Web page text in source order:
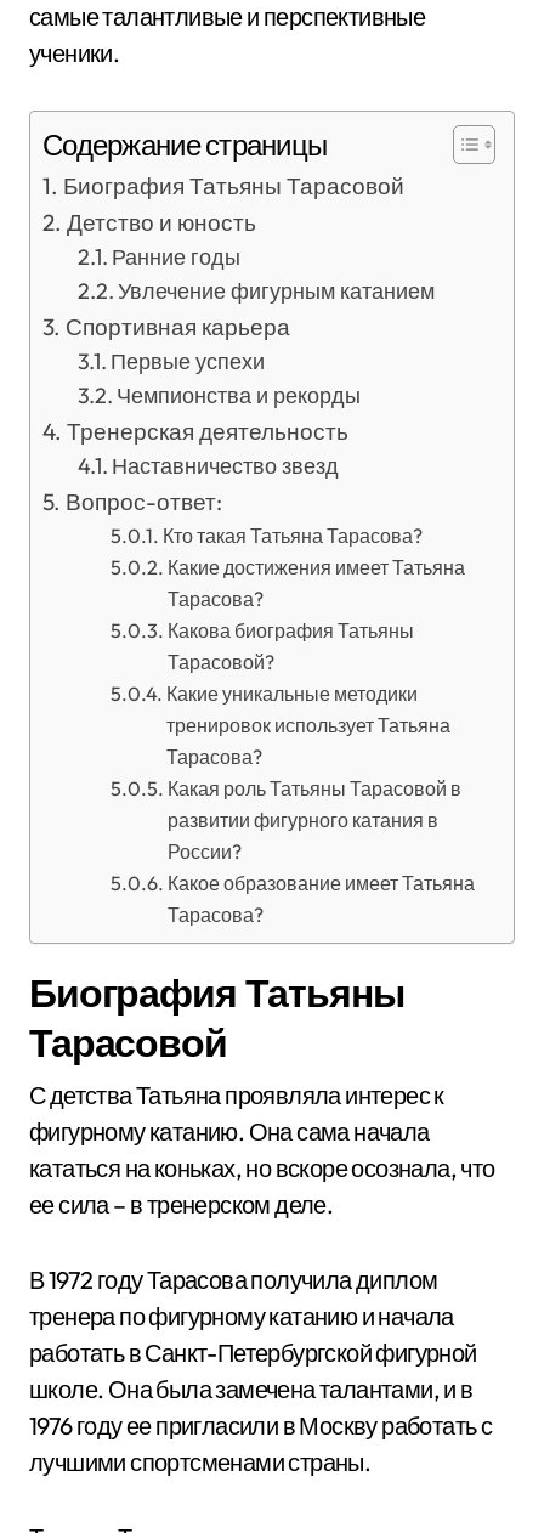
самые талантливые и перспективные
ученики.
Содержание страницы
Биография Татьяны Тарасовой
Детство и юность
Ранние годы
Увлечение фигурным катанием
Спортивная карьера
Первые успехи
Чемпионства и рекорды
Тренерская деятельность
Наставничество звезд
Вопрос-ответ:
Кто такая Татьяна Тарасова?
Какие достижения имеет Татьяна
Тарасова?
Какова биография Татьяны
Тарасовой?
Какие уникальные методики
тренировок использует Татьяна
Тарасова?
Какая роль Татьяны Тарасовой в
развитии фигурного катания в
России?
Какое образование имеет Татьяна
Тарасова?
Биография Татьяны
Тарасовой
С детства Татьяна проявляла интерес к
фигурному катанию. Она сама начала
кататься на коньках, но вскоре осознала, что
ее сила – в тренерском деле.
В 1972 году Тарасова получила диплом
тренера по фигурному катанию и начала
работать в Санкт-Петербургской фигурной
школе. Она была замечена талантами, и в
1976 году ее пригласили в Москву работать с
лучшими спортсменами страны.